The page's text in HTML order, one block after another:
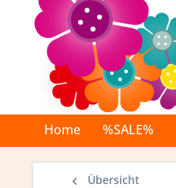
Home %SALE%
Übersicht